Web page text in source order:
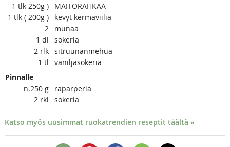
1 tlk 250g )
MAITORAHKAA
1 tlk ( 200g )
kevyt kermaviiliä
2
munaa
1 dl
sokeria
2 rlk sitruunanmehua
1 tl
vaniljasokeria
Pinnalle
n.250 g
raparperia
2 rkl sokeria
Katso myös uusimmat ruokatrendien reseptit täältä »